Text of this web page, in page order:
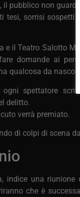
pubblico non
tesi, sorrisi sospetti
e il Teatro Salotto
domande ai
qualcosa da
spettatore
delitto.
verrà premiato.
di colpi di scena
indice una
che è